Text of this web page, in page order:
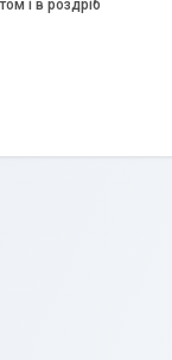
і в роздріб